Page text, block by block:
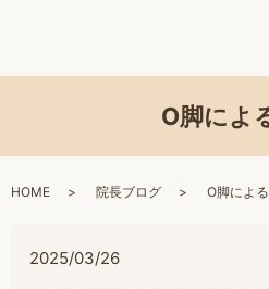
O脚によ
HOME 院長ブログ O脚によ
2025/03/26